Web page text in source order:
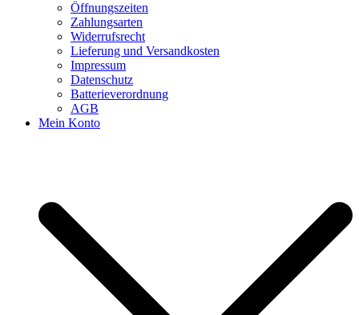
Öffnungszeiten
Zahlungsarten
Widerrufsrecht
Lieferung und Versandkosten
Impressum
Datenschutz
Batterieverordnung
AGB
Mein Konto